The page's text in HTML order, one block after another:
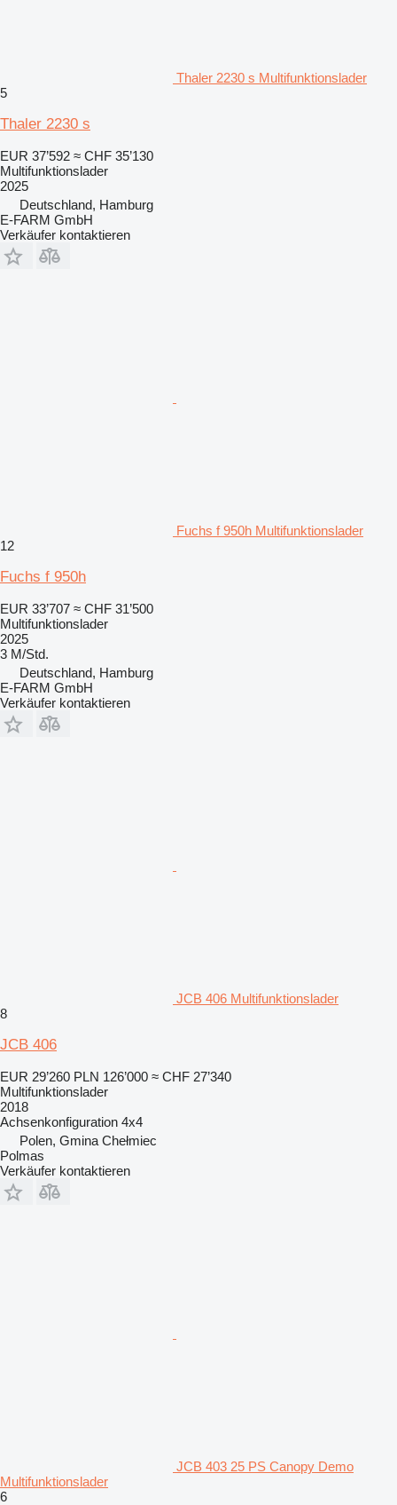
Thaler 2230 s Multifunktionslader
5
Thaler 2230 s
EUR 37’592 ≈ CHF 35’130
Multifunktionslader
2025
Deutschland, Hamburg
E-FARM GmbH
Verkäufer kontaktieren
Fuchs f 950h Multifunktionslader
12
Fuchs f 950h
EUR 33’707 ≈ CHF 31’500
Multifunktionslader
2025
3 M/Std.
Deutschland, Hamburg
E-FARM GmbH
Verkäufer kontaktieren
JCB 406 Multifunktionslader
8
JCB 406
EUR 29’260 PLN 126’000 ≈ CHF 27’340
Multifunktionslader
2018
Achsenkonfiguration 4x4
Polen, Gmina Chełmiec
Polmas
Verkäufer kontaktieren
JCB 403 25 PS Canopy Demo
Multifunktionslader
6